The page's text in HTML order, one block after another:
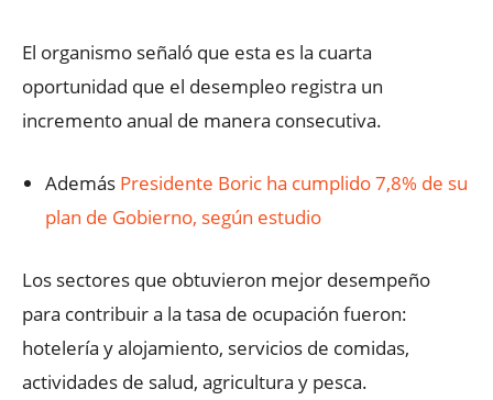
El organismo señaló que esta es la cuarta
oportunidad que el desempleo registra un
incremento anual de manera consecutiva.
Además Presidente Boric ha cumplido 7,8% de su
plan de Gobierno, según estudio
Los sectores que obtuvieron mejor desempeño
para contribuir a la tasa de ocupación fueron:
hotelería y alojamiento, servicios de comidas,
actividades de salud, agricultura y pesca.